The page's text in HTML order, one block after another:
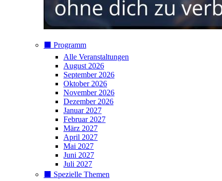
⬛️ Programm
Alle Veranstaltungen
August 2026
September 2026
Oktober 2026
November 2026
Dezember 2026
Januar 2027
Februar 2027
März 2027
April 2027
Mai 2027
Juni 2027
Juli 2027
⬛️ Spezielle Themen